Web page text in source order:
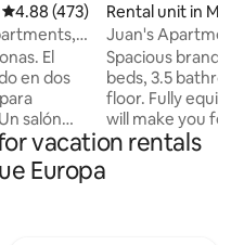
4.88 out of 5 average rating,
4.88 (473)
El
en dos
salón
usos del
el suelo de
Rental unit in
Juan's
Spacious brand-
beds, 3.5
floor. Fully
will make you
spacious and
vacation rentals
Europa